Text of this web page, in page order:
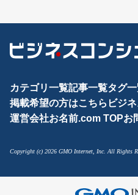
カテゴリ一覧記事一覧タグ
掲載希望の方はこちら ビジ
運営会社お名前.com TOPお
Copyright (c) 2026 GMO Internet, Inc. All Rights